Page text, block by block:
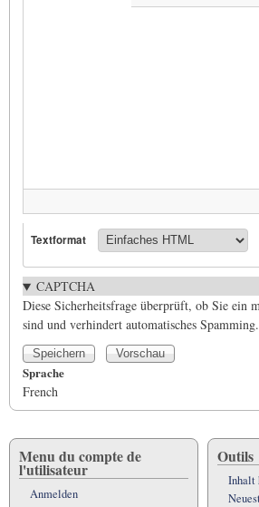
Textformat
CAPTCHA
Diese Sicherheitsfrage überprüft, ob Sie ein
sind und verhindert automatisches Spamming.
Sprache
French
Menu du compte de
l'utilisateur
Anmelden
Outils
Inhalt